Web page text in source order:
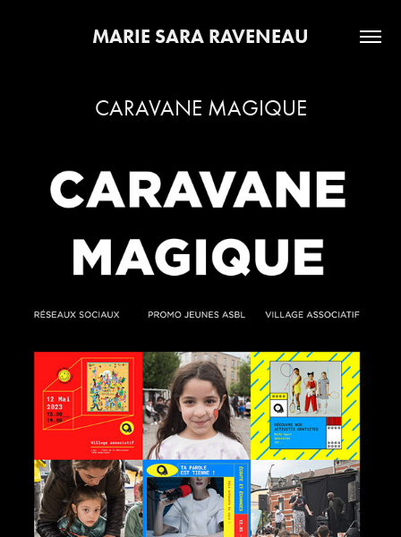
MARIE SARA RAVENEAU
CARAVANE MAGIQUE